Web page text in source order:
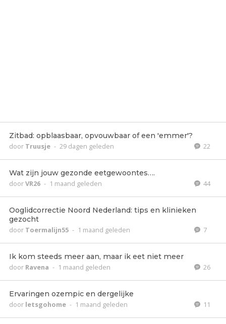
Zitbad: opblaasbaar, opvouwbaar of een 'emmer'?
door Truusje - 29 dagen geleden 22
Wat zijn jouw gezonde eetgewoontes….
doorVR26 - 1 maand geleden 44
Ooglidcorrectie Noord Nederland: tips en klinieken
gezocht
door Toermalijn55 - 1 maand geleden 7
Ik kom steeds meer aan, maar ik eet niet meer
door Ravena - 1 maand geleden 26
Ervaringen ozempic en dergelijke
door letsgohome - 1 maand geleden 11